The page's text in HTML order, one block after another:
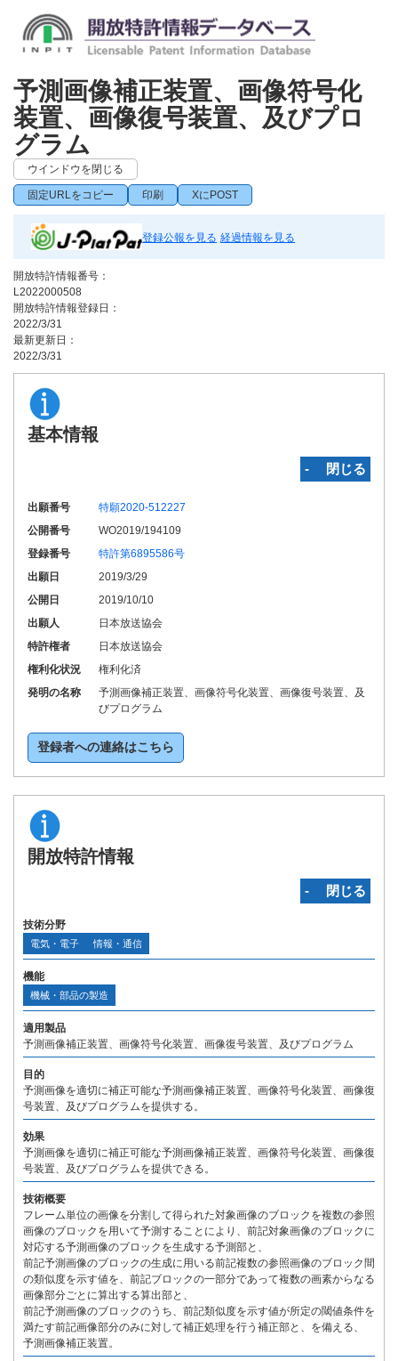
予測画像補正装置、画像符号化
装置、画像復号装置、及びプロ
グラム
ウインドウを閉じる
固定URLをコピー 印刷 XにPOST
登録公報を見る 経過情報を見る
開放特許情報番号：
L2022000508
開放特許情報登録日：
2022/3/31
最新更新日：
2022/3/31
基本情報
‐ 閉じる
出願番号
特願2020-512227
公開番号
WO2019/194109
登録番号
特許第6895586号
出願日
2019/3/29
公開日
2019/10/10
出願人
日本放送協会
特許権者
日本放送協会
権利化状況
権利化済
発明の名称
予測画像補正装置、画像符号化装置、画像復号装置、及
びプログラム
登録者への連絡はこちら
開放特許情報
‐ 閉じる
技術分野
電気・電子 情報・通信
機能
機械・部品の製造
適用製品
予測画像補正装置、画像符号化装置、画像復号装置、及びプログラム
目的
予測画像を適切に補正可能な予測画像補正装置、画像符号化装置、画像復
号装置、及びプログラムを提供する。
効果
予測画像を適切に補正可能な予測画像補正装置、画像符号化装置、画像復
号装置、及びプログラムを提供できる。
技術概要
フレーム単位の画像を分割して得られた対象画像のブロックを複数の参照
画像のブロックを用いて予測することにより、前記対象画像のブロックに
対応する予測画像のブロックを生成する予測部と、
前記予測画像のブロックの生成に用いる前記複数の参照画像のブロック間
の類似度を示す値を、前記ブロックの一部分であって複数の画素からなる
画像部分ごとに算出する算出部と、
前記予測画像のブロックのうち、前記類似度を示す値が所定の閾値条件を
満たす前記画像部分のみに対して補正処理を行う補正部と、を備える、
予測画像補正装置。